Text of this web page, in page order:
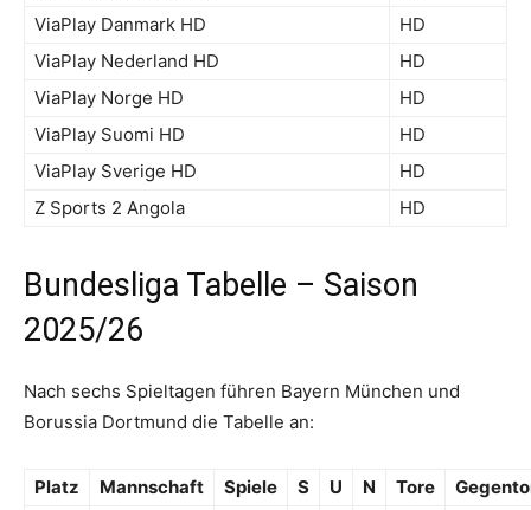
ViaPlay Danmark HD
HD
ViaPlay Nederland HD
HD
ViaPlay Norge HD
HD
ViaPlay Suomi HD
HD
ViaPlay Sverige HD
HD
Z Sports 2 Angola
HD
Bundesliga Tabelle – Saison
2025/26
Nach sechs Spieltagen führen Bayern München und
Borussia Dortmund die Tabelle an:
Platz Mannschaft Spiele S U N Tore